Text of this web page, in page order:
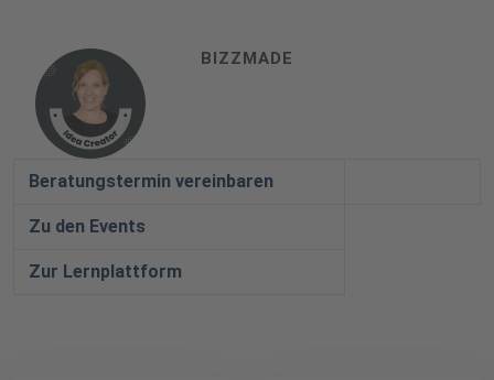
BIZZMADE
Beratungstermin vereinbaren
Zu den Events
Zur Lernplattform